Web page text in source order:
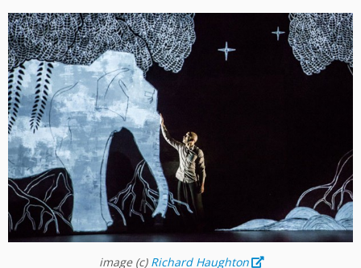
image(c) Richard Haughton